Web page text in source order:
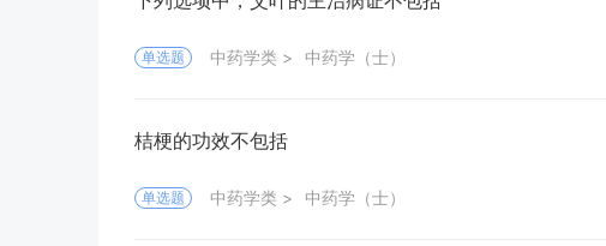
单选题 中药学类 中药学（士）
桔梗的功效不包括
单选题 中药学类 中药学（士）